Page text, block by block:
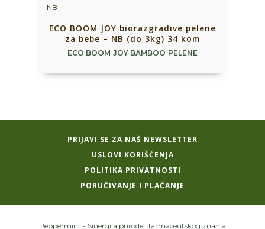
ECO BOOM JOY biorazgradive pelene
za bebe – NB (do 3kg) 34 kom
ECO BOOM JOY BAMBOO PELENE
PRIJAVI SE ZA NAŠ NEWSLETTER
USLOVI KORIŠĆENJA
POLITIKA PRIVATNOSTI
PORUČIVANJE I PLAĆANJE
Peppermint - Sinergija prirode i farmaceutskog znanja